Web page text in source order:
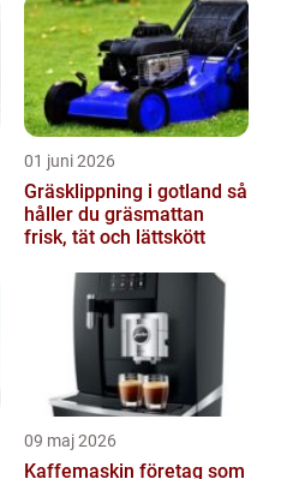
01 juni 2026
Gräsklippning i gotland så
håller du gräsmattan
frisk, tät och lättskött
09 maj 2026
Kaffemaskin företag som